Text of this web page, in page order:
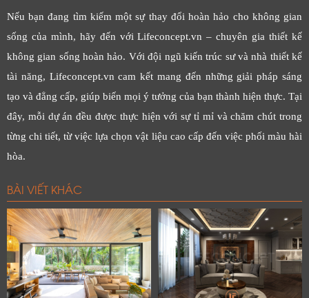
Nếu bạn đang tìm kiếm một sự thay đổi hoàn hảo cho không gian
sống của mình, hãy đến với Lifeconcept.vn – chuyên gia thiết kế
không gian sống hoàn hảo. Với đội ngũ kiến trúc sư và nhà thiết kế
tài năng, Lifeconcept.vn cam kết mang đến những giải pháp sáng
tạo và đẳng cấp, giúp biến mọi ý tưởng của bạn thành hiện thực. Tại
đây, mỗi dự án đều được thực hiện với sự tỉ mỉ và chăm chút trong
từng chi tiết, từ việc lựa chọn vật liệu cao cấp đến việc phối màu hài
hòa.
BÀI VIẾT KHÁC